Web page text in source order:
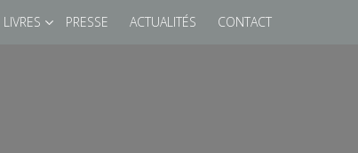
LIVRES PRESSE ACTUALITÉS CONTACT